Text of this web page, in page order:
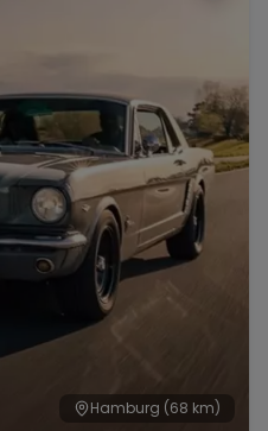
Hamburg (68 km)